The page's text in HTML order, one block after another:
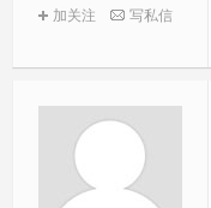
加关注 写私信